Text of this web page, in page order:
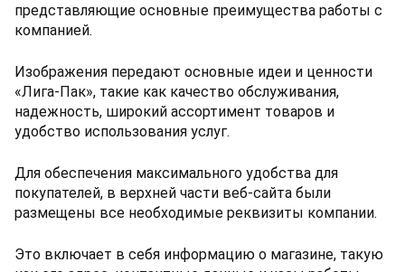
представляющие основные преимущества работы с
компанией.
Изображения передают основные идеи и ценности
«Лига-Пак», такие как качество обслуживания,
надежность, широкий ассортимент товаров и
удобство использования услуг.
Для обеспечения максимального удобства для
покупателей, в верхней части веб-сайта были
размещены все необходимые реквизиты компании.
Это включает в себя информацию о магазине, такую